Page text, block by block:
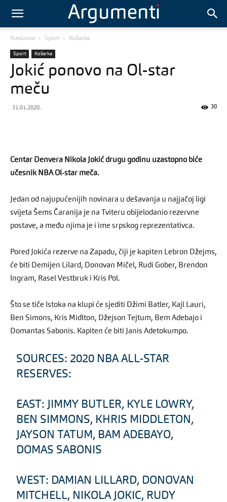
Naslovna Sport Košarka
Sport Košarka
Jokić ponovo na Ol-star
meču
31.01.2020. 30
Centar Denvera Nikola Jokić drugu godinu uzastopno biće
učesnik NBA Ol-star meča.
Jedan od najupućenijih novinara u dešavanja u najjačoj ligi
svijeta Šems Čaranija je na Tviteru obijelodanio rezervne
postave, a među njima je i ime srpskog reprezentativca.
Pored Jokića rezerve na Zapadu, čiji je kapiten Lebron Džejms,
će biti Demijen Lilard, Donovan Mičel, Rudi Gober, Brendon
Ingram, Rasel Vestbruk i Kris Pol.
Što se tiče Istoka na klupi će sjediti Džimi Batler, Kajl Lauri,
Ben Simons, Kris Midlton, Džejson Tejtum, Bem Adebajo i
Domantas Sabonis. Kapiten će biti Janis Adetokumpo.
SOURCES: 2020 NBA ALL-STAR
RESERVES:
EAST: JIMMY BUTLER, KYLE LOWRY,
BEN SIMMONS, KHRIS MIDDLETON,
JAYSON TATUM, BAM ADEBAYO,
DOMAS SABONIS
WEST: DAMIAN LILLARD, DONOVAN
MITCHELL, NIKOLA JOKIC, RUDY